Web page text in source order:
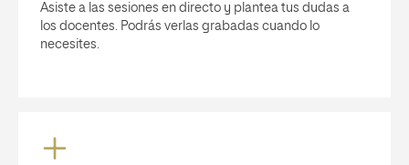
Asiste a las sesiones en directo y plantea tus dudas a
los docentes. Podrás verlas grabadas cuando lo
necesites.